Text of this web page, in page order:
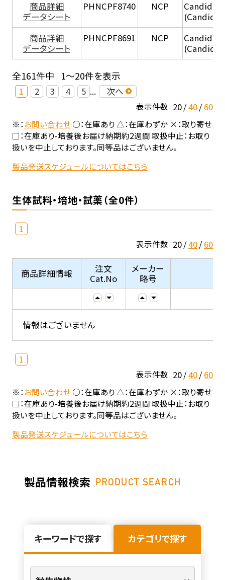
商品詳細
データシート
PHNCPF8740 NCP
Candida
(Candida
商品詳細
データシート
PHNCPF8691 NCP
Candida
(Candida
全161件中 1～20件を表示
1 2 3 4 5 ... 次へ
表示件数 20 40 60
※：お問い合わせ○：在庫あり △：在庫わずか ×：取り寄せ
□：在庫あり-培養後お届け納期約2週間 取扱中止：お取り
扱いを中止しております。同等品はございません。
製品発送スケジュールについてはこちら
生体試料・培地・試薬（全0件）
1
表示件数 20 40 60
商品詳細情報
注文
Cat.No
メーカー
略号
情報はございません
1
表示件数 20 40 60
※：お問い合わせ○：在庫あり △：在庫わずか ×：取り寄せ
□：在庫あり-培養後お届け納期約2週間 取扱中止：お取り
扱いを中止しております。同等品はございません。
製品発送スケジュールについてはこちら
製品情報検索 PRODUCT SEARCH
キーワードで探す カテゴリで探す